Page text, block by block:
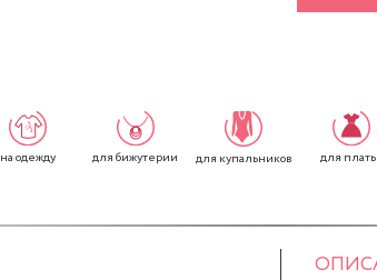
на одежду для бижутерии для купальников для